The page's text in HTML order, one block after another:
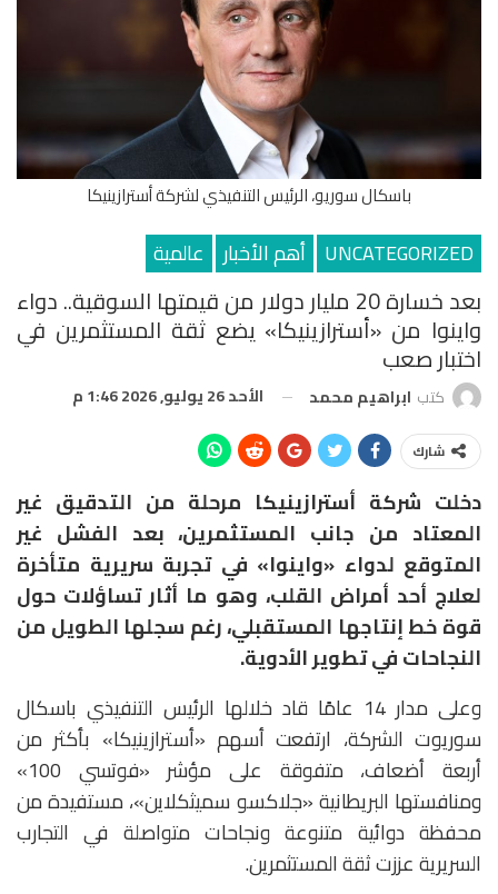
باسكال سوريو، الرئيس التنفيذي لشركة أسترازينيكا
UNCATEGORIZED أهم الأخبار عالمية
بعد خسارة 20 مليار دولار من قيمتها السوقية.. دواء
واينوا من «أسترازينيكا» يضع ثقة المستثمرين في
اختبار صعب
كتب ابراهيم محمد الأحد 26 يوليو, 2026 1:46 م
شارك
دخلت شركة أسترازينيكا مرحلة من التدقيق غير
المعتاد من جانب المستثمرين، بعد الفشل غير
المتوقع لدواء «واينوا» في تجربة سريرية متأخرة
لعلاج أحد أمراض القلب، وهو ما أثار تساؤلات حول
قوة خط إنتاجها المستقبلي، رغم سجلها الطويل من
النجاحات في تطوير الأدوية.
وعلى مدار 14 عامًا قاد خلالها الرئيس التنفيذي باسكال
سوريوت الشركة، ارتفعت أسهم «أسترازينيكا» بأكثر من
أربعة أضعاف، متفوقة على مؤشر «فوتسي 100»
ومنافستها البريطانية «جلاكسو سميثكلاين»، مستفيدة من
محفظة دوائية متنوعة ونجاحات متواصلة في التجارب
السريرية عززت ثقة المستثمرين.